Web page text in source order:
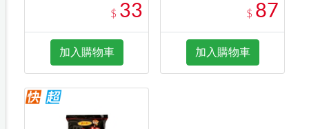
$ 33
加入購物車
$ 87
加入購物車